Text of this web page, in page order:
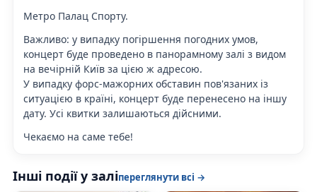
Метро Палац Спорту.
Важливо: у випадку погіршення погодних умов,
концерт буде проведено в панорамному залі з видом
на вечірній Київ за цією ж адресою.
У випадку форс-мажорних обставин пов'язаних із
ситуацією в країні, концерт буде перенесено на іншу
дату. Усі квитки залишаються дійсними.
Чекаємо на саме тебе!
Інші події у заліпереглянути всі →